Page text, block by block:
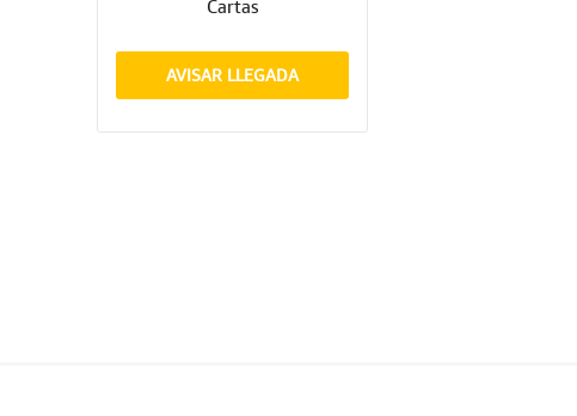
Cartas
AVISAR LLEGADA